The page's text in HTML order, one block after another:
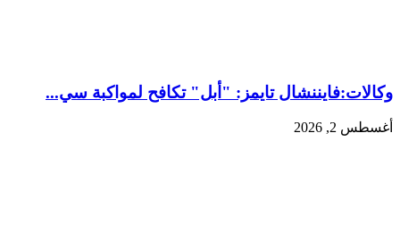
وكالات:فايننشال تايمز: "أبل" تكافح لمواكبة سي...
أغسطس 2, 2026